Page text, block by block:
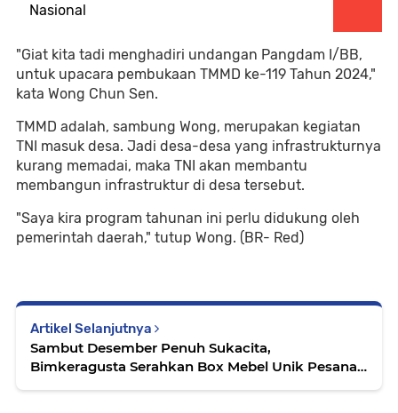
Nasional
"Giat kita tadi menghadiri undangan Pangdam I/BB,
untuk upacara pembukaan TMMD ke-119 Tahun 2024,"
kata Wong Chun Sen.
TMMD adalah, sambung Wong, merupakan kegiatan
TNI masuk desa. Jadi desa-desa yang infrastrukturnya
kurang memadai, maka TNI akan membantu
membangun infrastruktur di desa tersebut.
"Saya kira program tahunan ini perlu didukung oleh
pemerintah daerah," tutup Wong. (BR- Red)
Artikel Selanjutnya
Sambut Desember Penuh Sukacita,
Bimkeragusta Serahkan Box Mebel Unik Pesanan